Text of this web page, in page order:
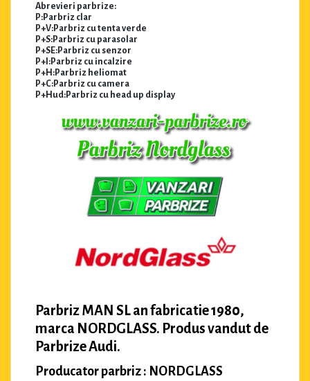
Abrevieri parbrize:
P:Parbriz clar
P+V:Parbriz cu tenta verde
P+S:Parbriz cu parasolar
P+SE:Parbriz cu senzor
P+I:Parbriz cu incalzire
P+H:Parbriz heliomat
P+C:Parbriz cu camera
P+Hud:Parbriz cu head up display
Parbriz MAN SL an fabricatie 1980,
marca NORDGLASS. Produs vandut de
Parbrize Audi.
Producator parbriz : NORDGLASS